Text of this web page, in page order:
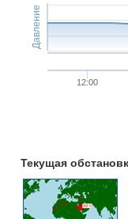
Давление
12:00
Текущая